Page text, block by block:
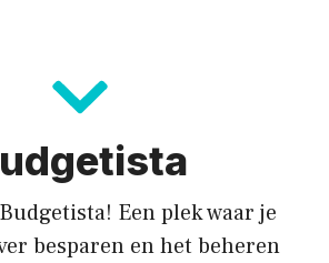
Een plek waar je
besparen en het beheren